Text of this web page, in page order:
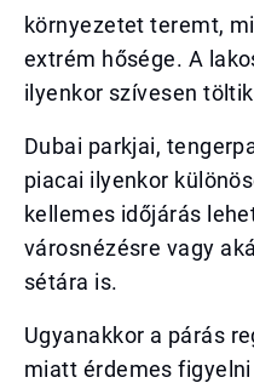
környezetet teremt,
extrém hősége. A
ilyenkor szívesen
Dubai parkjai,
piacai ilyenkor
kellemes időjárás
városnézésre vagy
sétára is.
Ugyanakkor a párás
miatt érdemes